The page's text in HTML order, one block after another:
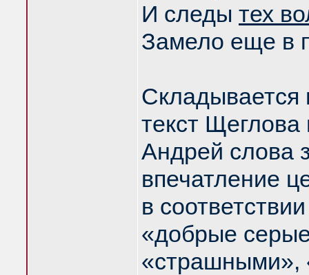
И следы тех
Замело еще в
Складывается
текст
Андрей слова
впечатление
в
«добрые
«страшными»,